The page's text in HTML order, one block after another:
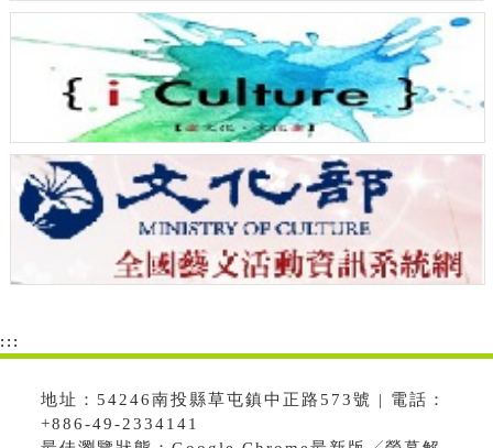
:::
地址：54246南投縣草屯鎮中正路573號 | 電話：
+886-49-2334141